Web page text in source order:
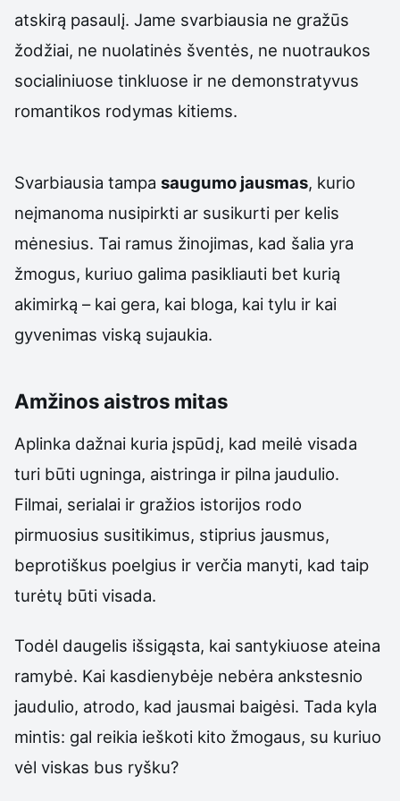
atskirą pasaulį. Jame svarbiausia ne gražūs
žodžiai, ne nuolatinės šventės, ne nuotraukos
socialiniuose tinkluose ir ne demonstratyvus
romantikos rodymas kitiems.
Svarbiausia tampa saugumo jausmas, kurio
neįmanoma nusipirkti ar susikurti per kelis
mėnesius. Tai ramus žinojimas, kad šalia yra
žmogus, kuriuo galima pasikliauti bet kurią
akimirką – kai gera, kai bloga, kai tylu ir kai
gyvenimas viską sujaukia.
Amžinos aistros mitas
Aplinka dažnai kuria įspūdį, kad meilė visada
turi būti ugninga, aistringa ir pilna jaudulio.
Filmai, serialai ir gražios istorijos rodo
pirmuosius susitikimus, stiprius jausmus,
beprotiškus poelgius ir verčia manyti, kad taip
turėtų būti visada.
Todėl daugelis išsigąsta, kai santykiuose ateina
ramybė. Kai kasdienybėje nebėra ankstesnio
jaudulio, atrodo, kad jausmai baigėsi. Tada kyla
mintis: gal reikia ieškoti kito žmogaus, su kuriuo
vėl viskas bus ryšku?